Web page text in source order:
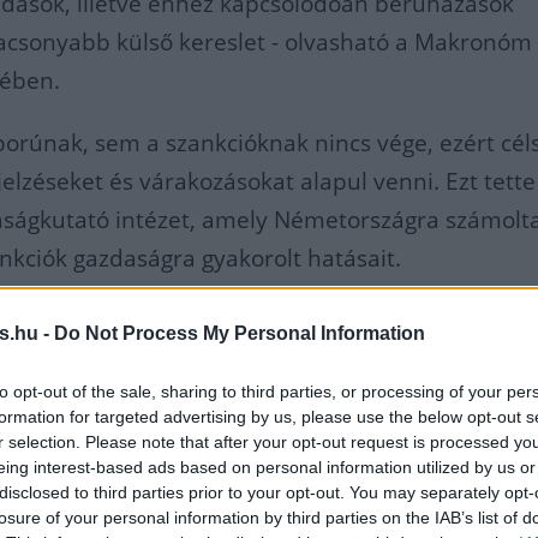
- Do Not Process My Personal Information
opt-out of the sale, sharing to third parties, or processing of your
for targeted advertising by us, please use the below opt-out
selection. Please note that after your opt-out request is processed
interest-based ads based on personal information utilized by us
to third parties prior to your opt-out. You may separately
of your personal information by third parties on the IAB’s list of
külső kereslet - olvasható a Makronóm
sem a szankcióknak nincs vége, ezért
és várakozásokat alapul venni. Ezt
intézet, amely Németországra
gazdaságra gyakorolt hatásait.
véve számszerűsítette a Makronóm Intézet a
2022-re 5,2, 2023-ra pedig 4,1
a kormányzat a piaci előrejelzésekkel
ennél kedvezőtlenebb, rendre 4,5, illetve 1,5